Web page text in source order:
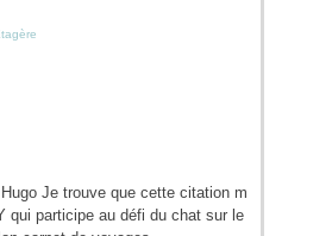
Je trouve que cette citation m
qui participe au défi du chat sur le